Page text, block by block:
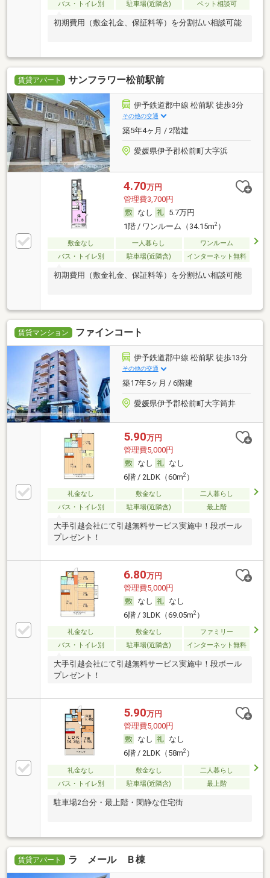
バス・トイレ別 駐車場(近隣含) ペット相談可
初期費用（敷金礼金、保証料等）を分割払い相談可能
賃貸アパート サンフラワー松前駅前
伊予鉄道郡中線 松前駅 徒歩3分
その他の交通
築5年4ヶ月 / 2階建
愛媛県伊予郡松前町大字浜
4.70万円
管理費3,700円
なし
5.7万円
1階 / ワンルーム（34.15m2）
敷金なし 一人暮らし
ワンルーム
バス・トイレ別
駐車場(近隣含) インターネット無料
初期費用（敷金礼金、保証料等）を分割払い相談可能
賃貸マンション ファインコート
伊予鉄道郡中線 松前駅 徒歩13分
その他の交通
築17年5ヶ月 / 6階建
愛媛県伊予郡松前町大字筒井
5.90万円
管理費5,000円
なし
なし
6階 / 2LDK（60m2）
礼金なし 敷金なし
二人暮らし
バス・トイレ別
駐車場(近隣含) 最上階
大手引越会社にて引越無料サービス実施中！段ボール
プレゼント！
6.80万円
管理費5,000円
なし
なし
6階 / 3LDK（69.05m2）
礼金なし 敷金なし
ファミリー
バス・トイレ別
駐車場(近隣含) インターネット無料
大手引越会社にて引越無料サービス実施中！段ボール
プレゼント！
5.90万円
管理費5,000円
なし
なし
6階 / 2LDK（58m2）
礼金なし 敷金なし
二人暮らし
バス・トイレ別
駐車場(近隣含) 最上階
駐車場2台分・最上階・閑静な住宅街
賃貸アパート ラ メール Ｂ棟